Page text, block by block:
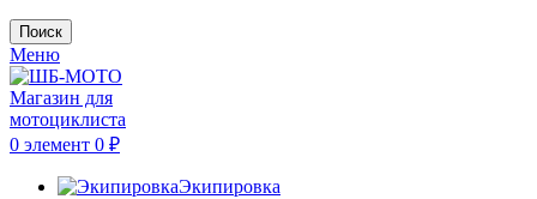
Поиск
Меню
0 элемент 0 ₽
Экипировка